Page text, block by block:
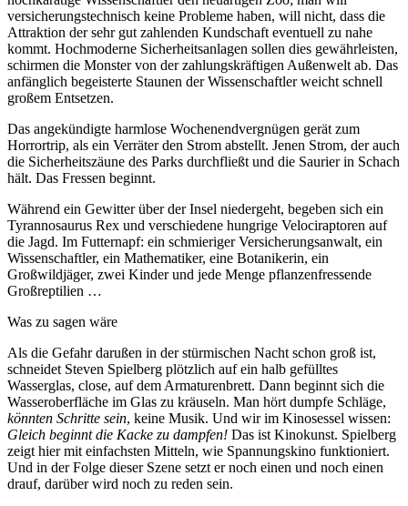
versicherungstechnisch keine Probleme haben, will nicht, dass die
Attraktion der sehr gut zahlenden Kundschaft eventuell zu nahe
kommt. Hochmoderne Sicherheitsanlagen sollen dies gewährleisten,
schirmen die Monster von der zahlungskräftigen Außenwelt ab. Das
anfänglich begeisterte Staunen der Wissenschaftler weicht schnell
großem Entsetzen.
Das angekündigte harmlose Wochenendvergnügen gerät zum
Horrortrip, als ein Verräter den Strom abstellt. Jenen Strom, der auch
die Sicherheitszäune des Parks durchfließt und die Saurier in Schach
hält. Das Fressen beginnt.
Während ein Gewitter über der Insel niedergeht, begeben sich ein
Tyrannosaurus Rex und verschiedene hungrige Velociraptoren auf
die Jagd. Im Futternapf: ein schmieriger Versicherungsanwalt, ein
Wissenschaftler, ein Mathematiker, eine Botanikerin, ein
Großwildjäger, zwei Kinder und jede Menge pflanzenfressende
Großreptilien …
Was zu sagen wäre
Als die Gefahr darußen in der stürmischen Nacht schon groß ist,
schneidet Steven Spielberg plötzlich auf ein halb gefülltes
Wasserglas, close, auf dem Armaturenbrett. Dann beginnt sich die
Wasseroberfläche im Glas zu kräuseln. Man hört dumpfe Schläge,
könnten Schritte sein, keine Musik. Und wir im Kinosessel wissen:
Gleich beginnt die Kacke zu dampfen! Das ist Kinokunst. Spielberg
zeigt hier mit einfachsten Mitteln, wie Spannungskino funktioniert.
Und in der Folge dieser Szene setzt er noch einen und noch einen
drauf, darüber wird noch zu reden sein.